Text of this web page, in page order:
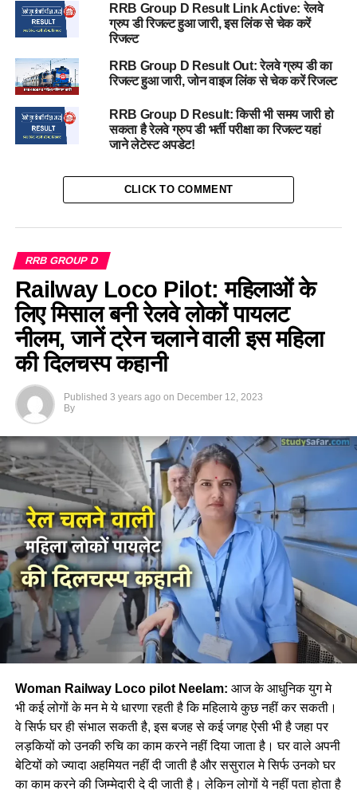
RRB Group D Result Link Active: रेलवे
ग्रुप डी रिजल्ट हुआ जारी, इस लिंक से चेक करें
रिजल्ट
RRB Group D Result Out: रेलवे ग्रुप डी का
रिजल्ट हुआ जारी, जोन वाइज लिंक से चेक करें रिजल्ट
RRB Group D Result: किसी भी समय जारी हो
सकता है रेलवे ग्रुप डी भर्ती परीक्षा का रिजल्ट यहां
जाने लेटेस्ट अपडेट!
CLICK TO COMMENT
RRB GROUP D
Railway Loco Pilot: महिलाओं के
लिए मिसाल बनी रेलवे लोकों पायलट
नीलम, जानें ट्रेन चलाने वाली इस महिला
की दिलचस्प कहानी
Published 3 years ago on December 12, 2023
By
Woman Railway Loco pilot Neelam: आज के आधुनिक युग मे
भी कई लोगों के मन मे ये धारणा रहती है कि महिलाये कुछ नहीं कर सकती।
वे सिर्फ घर ही संभाल सकती है, इस बजह से कई जगह ऐसी भी है जहा पर
लड़कियों को उनकी रुचि का काम करने नहीं दिया जाता है। घर वाले अपनी
बेटियों को ज्यादा अहमियत नहीं दी जाती है और ससुराल मे सिर्फ उनको घर
का काम करने की जिम्मेदारी दे दी जाती है। लेकिन लोगों ये नहीं पता होता है